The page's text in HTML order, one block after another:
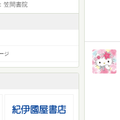
笠間書院
ジ